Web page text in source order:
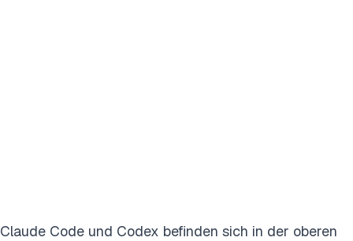
Claude Code und Codex befinden sich in der oberen